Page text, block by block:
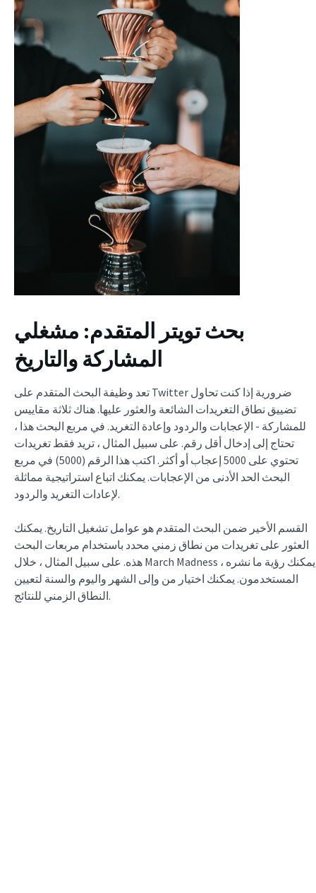
بحث تويتر المتقدم: مشغلي
المشاركة والتاريخ
تعد وظيفة البحث المتقدم على Twitter ضرورية إذا كنت تحاول
تضييق نطاق التغريدات الشائعة والعثور عليها. هناك ثلاثة مقاييس
للمشاركة - الإعجابات والردود وإعادة التغريد. في مربع البحث هذا ،
تحتاج إلى إدخال أقل رقم. على سبيل المثال ، تريد فقط تغريدات
تحتوي على 5000 إعجاب أو أكثر. اكتب هذا الرقم (5000) في مربع
البحث الحد الأدنى من الإعجابات. يمكنك اتباع استراتيجية مماثلة
لإعادات التغريد والردود.
القسم الأخير ضمن البحث المتقدم هو عوامل تشغيل التاريخ. يمكنك
العثور على تغريدات من نطاق زمني محدد باستخدام مربعات البحث
هذه. على سبيل المثال ، خلال March Madness ، يمكنك رؤية ما نشره
المستخدمون. يمكنك اختيار من وإلى الشهر واليوم والسنة لتعيين
النطاق الزمني للنتائج.